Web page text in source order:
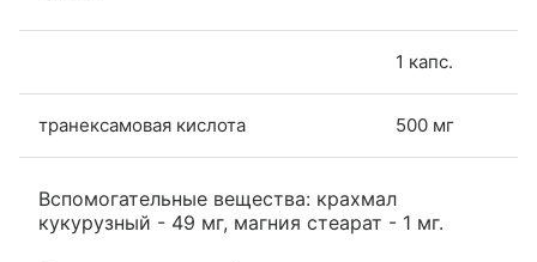
1 капс.
транексамовая кислота 500 мг
Вспомогательные вещества: крахмал
кукурузный - 49 мг, магния стеарат - 1 мг.